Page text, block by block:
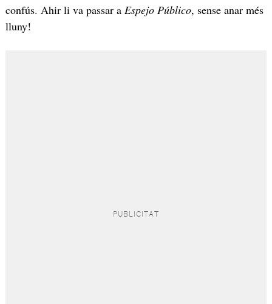
confús. Ahir li va passar a Espejo Público, sense anar més
lluny!